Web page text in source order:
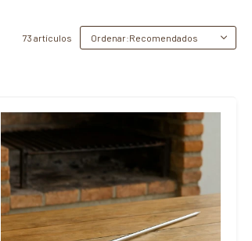
73 artículos Recomendados